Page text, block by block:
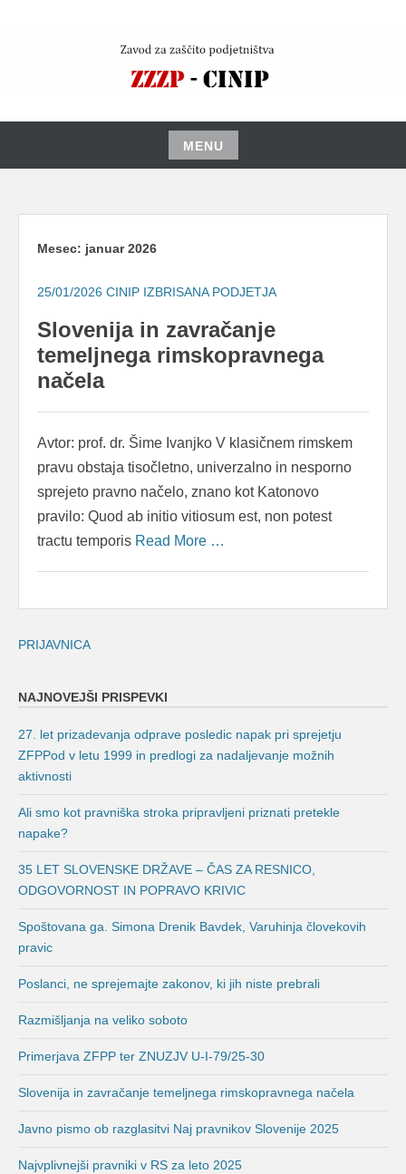
MENU
Skip
content
Mesec: januar 2026
25/01/2026 CINIP IZBRISANA PODJETJA
Slovenija in zavračanje
temeljnega rimskopravnega
načela
Avtor: prof. dr. Šime Ivanjko V klasičnem rimskem
pravu obstaja tisočletno, univerzalno in nesporno
sprejeto pravno načelo, znano kot Katonovo
pravilo: Quod ab initio vitiosum est, non potest
tractu temporis Read More …
PRIJAVNICA
NAJNOVEJŠI PRISPEVKI
27. let prizadevanja odprave posledic napak pri sprejetju
ZFPPod v letu 1999 in predlogi za nadaljevanje možnih
aktivnosti
Ali smo kot pravniška stroka pripravljeni priznati pretekle
napake?
35 LET SLOVENSKE DRŽAVE – ČAS ZA RESNICO,
ODGOVORNOST IN POPRAVO KRIVIC
Spoštovana ga. Simona Drenik Bavdek, Varuhinja človekovih
pravic
Poslanci, ne sprejemajte zakonov, ki jih niste prebrali
Razmišljanja na veliko soboto
Primerjava ZFPP ter ZNUZJV U-I-79/25-30
Slovenija in zavračanje temeljnega rimskopravnega načela
Javno pismo ob razglasitvi Naj pravnikov Slovenije 2025
Najvplivnejši pravniki v RS za leto 2025